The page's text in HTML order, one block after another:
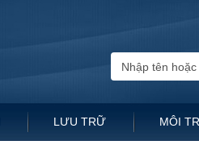
LƯU TRỮ MÔI